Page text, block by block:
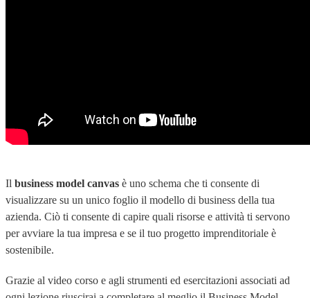
Il business model canvas è uno schema che ti consente di
visualizzare su un unico foglio il modello di business della tua
azienda. Ciò ti consente di capire quali risorse e attività ti servono
per avviare la tua impresa e se il tuo progetto imprenditoriale è
sostenibile.
Grazie al video corso e agli strumenti ed esercitazioni associati ad